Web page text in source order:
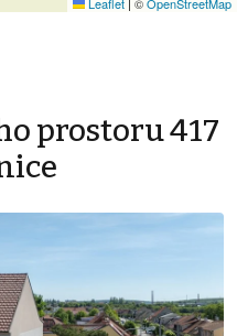
prostoru 417